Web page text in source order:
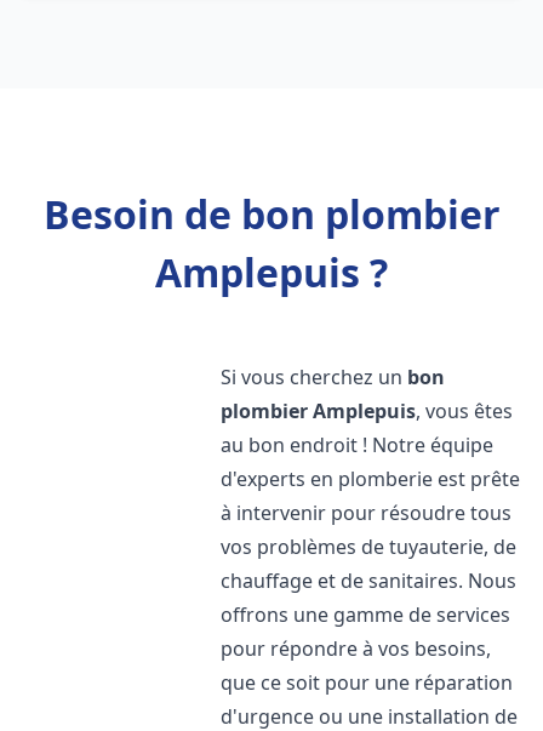
Besoin de bon plombier
Amplepuis ?
Si vous cherchez un bon
plombierAmplepuis, vous êtes
au bon endroit ! Notre équipe
d'experts en plomberie est prête
à intervenir pour résoudre tous
vos problèmes de tuyauterie, de
chauffage et de sanitaires. Nous
offrons une gamme de services
pour répondre à vos besoins,
que ce soit pour une réparation
d'urgence ou une installation de